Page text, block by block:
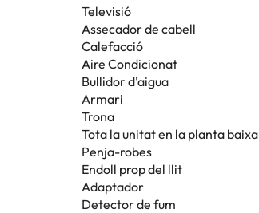
Televisió
Assecador de cabell
Calefacció
Aire Condicionat
Bullidor d'aigua
Armari
Trona
Tota la unitat en la planta baixa
Penja-robes
Endoll prop del llit
Adaptador
Detector de fum